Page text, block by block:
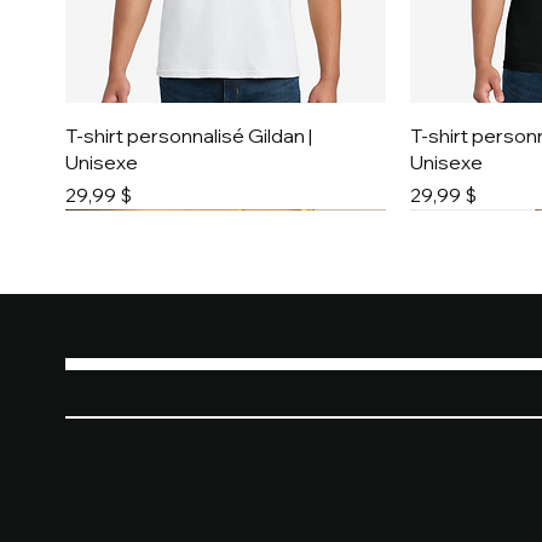
T-shirt personnalisé Gildan |
Unisexe
Prix
29,99 $
T-shirt
Unisexe
Prix
29,99 $